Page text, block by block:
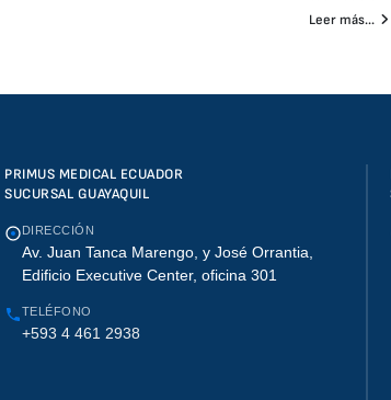
Leer más...
PRIMUS MEDICAL ECUADOR
SUCURSAL GUAYAQUIL
DIRECCIÓN
Av. Juan Tanca Marengo, y José Orrantia,
Edificio Executive Center, oficina 301
TELÉFONO
+593 4 461 2938